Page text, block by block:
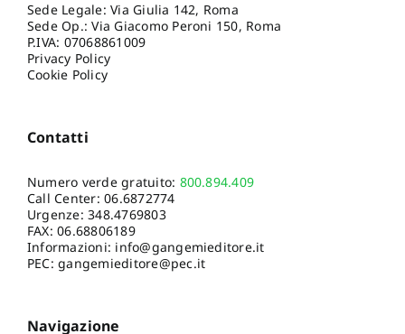
Sede Legale: Via Giulia 142, Roma
Sede Op.: Via Giacomo Peroni 150, Roma
P.IVA: 07068861009
Privacy Policy
Cookie Policy
Contatti
Numero verde gratuito: 800.894.409
Call Center:06.6872774
Urgenze:348.4769803
FAX: 06.68806189
Informazioni: info@gangemieditore.it
PEC: gangemieditore@pec.it
Navigazione